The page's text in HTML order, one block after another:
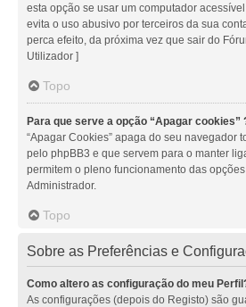
esta opção se usar um computador
evita o uso abusivo por terceiros da sua
perca efeito, da próxima vez que sair do
Utilizador ]
Topo
Para que serve a opção “Apagar cookies”
“Apagar Cookies” apaga do seu navegador
pelo phpBB3 e que servem para o manter
permitem o pleno funcionamento das
Administrador.
Topo
Sobre as Preferências e
Como altero as configuração do meu
As configurações (depois do Registo) são